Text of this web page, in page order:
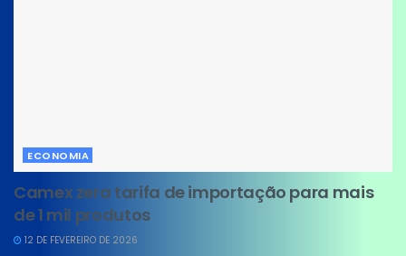
ECONOMIA
Camex zera tarifa de importação para mais
de 1 mil produtos
12 DE FEVEREIRO DE 2026